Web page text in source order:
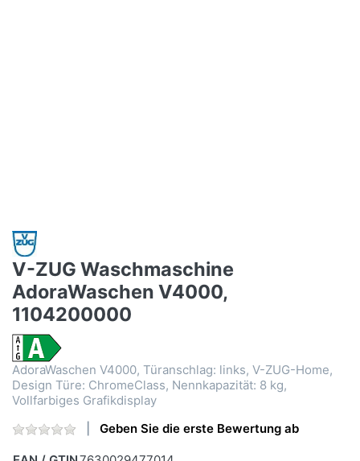
V-ZUG Waschmaschine
AdoraWaschen V4000,
1104200000
AdoraWaschen V4000, Türanschlag: links, V-ZUG-Home,
Design Türe: ChromeClass, Nennkapazität: 8 kg,
Vollfarbiges Grafikdisplay
Geben Sie die erste Bewertung ab